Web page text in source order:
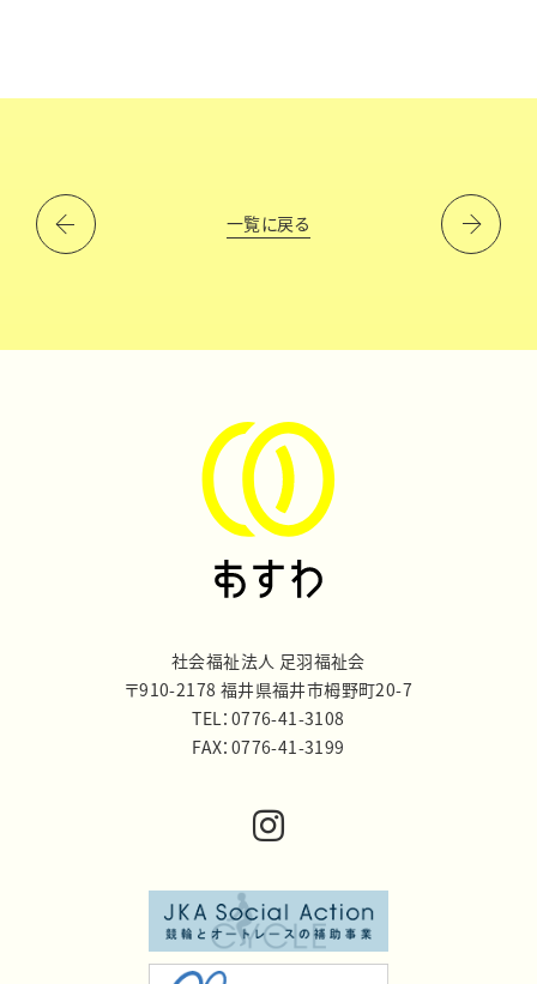
一覧に戻る
社会福祉法人 足羽福祉会
〒910-2178 福井県福井市栂野町20-7
TEL：0776-41-3108
FAX：0776-41-3199